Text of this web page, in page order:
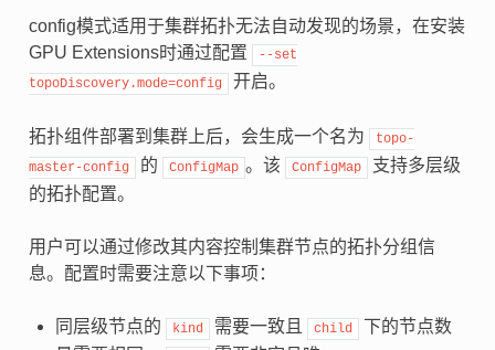
config模式适用于集群拓扑无法自动发现的场景，在安装
GPU Extensions时通过配置
--set
topoDiscovery.mode=config
开启。
拓扑组件部署到集群上后，会生成一个名为
topo-
master-config
的 ConfigMap 。该 ConfigMap
支持多层级
的拓扑配置。
用户可以通过修改其内容控制集群节点的拓扑分组信
息。配置时需要注意以下事项：
同层级节点的 kind 需要一致且 child
下的节点数